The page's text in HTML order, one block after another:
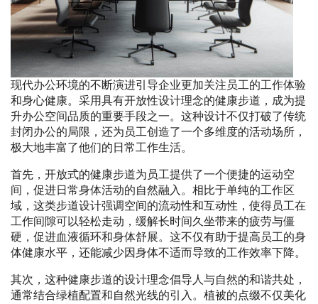
现代办公环境的不断演进引导企业更加关注员工的工作体验
和身心健康。采用具有开放性设计理念的健康步道，成为提
升办公空间品质的重要手段之一。这种设计不仅打破了传统
封闭办公的局限，还为员工创造了一个多维度的活动场所，
极大地丰富了他们的日常工作生活。
首先，开放式的健康步道为员工提供了一个便捷的运动空
间，促进日常身体活动的自然融入。相比于单纯的工作区
域，这类步道设计强调空间的流动性和互动性，使得员工在
工作间隙可以轻松走动，缓解长时间久坐带来的疲劳与僵
硬，促进血液循环和身体舒展。这不仅有助于提高员工的身
体健康水平，还能减少因身体不适而导致的工作效率下降。
其次，这种健康步道的设计理念倡导人与自然的和谐共处，
通常结合绿植配置和自然光线的引入。植被的点缀不仅美化